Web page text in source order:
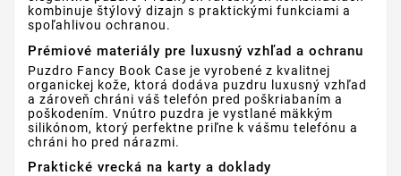
kombinuje štýlový dizajn s praktickými funkciami a
spoľahlivou ochranou.
Prémiové materiály pre luxusný vzhľad a ochranu
Puzdro Fancy Book Case je vyrobené z kvalitnej
organickej kože, ktorá dodáva puzdru luxusný vzhľad
a zároveň chráni váš telefón pred poškriabaním a
poškodením. Vnútro puzdra je vystlané mäkkým
silikónom, ktorý perfektne priľne k vášmu telefónu a
chráni ho pred nárazmi.
Praktické vrecká na karty a doklady